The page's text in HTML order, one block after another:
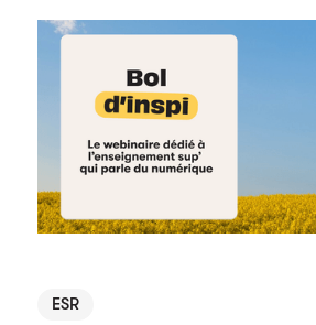
ESR